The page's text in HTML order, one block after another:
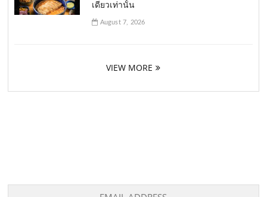
เดียวเท่านั้น
August 7, 2026
VIEW MORE